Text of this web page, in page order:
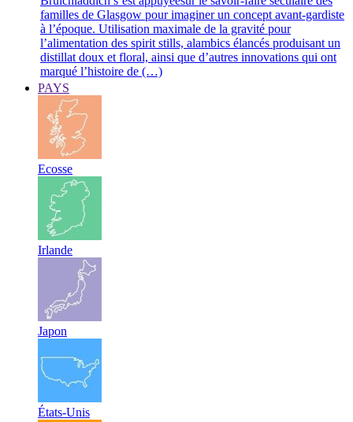
familles de Glasgow pour imaginer un concept avant-gardiste
à l’époque. Utilisation maximale de la gravité pour
l’alimentation des spirit stills, alambics élancés produisant un
distillat doux et floral, ainsi que d’autres innovations qui ont
marqué l’histoire de (…)
PAYS
Ecosse
Irlande
Japon
États-Unis